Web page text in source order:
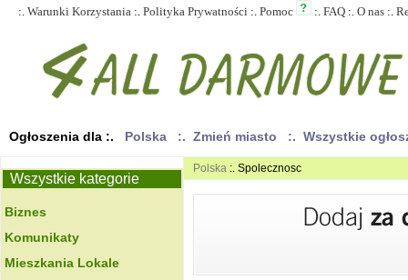
:. Warunki Korzystania :. Polityka Prywatności :. Pomoc :. FAQ :. O nas :.
Ogłoszenia dla :. Polska :. Zmień miasto :. Wszystkie
Wszystkie kategorie
Biznes
Komunikaty
Mieszkania Lokale
Polska :. Spolecznosc